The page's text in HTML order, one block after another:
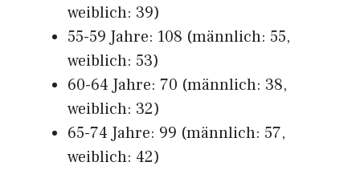
weiblich: 39)
55-59 Jahre: 108 (männlich: 55,
weiblich: 53)
60-64 Jahre: 70 (männlich: 38,
weiblich: 32)
65-74 Jahre: 99 (männlich: 57,
weiblich: 42)